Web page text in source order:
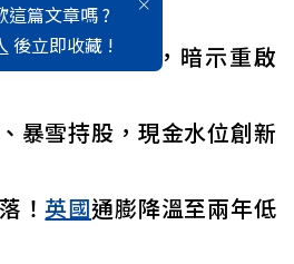
這篇文章嗎 ?
後立即收藏 !
則國際大事：
大佬共進晚餐，暗示重啟
暴雪持股，現金水位創新
！英國通膨降溫至兩年低